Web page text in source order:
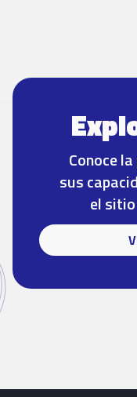
Conoce
sus
el